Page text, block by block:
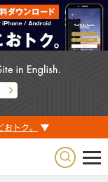
トク。